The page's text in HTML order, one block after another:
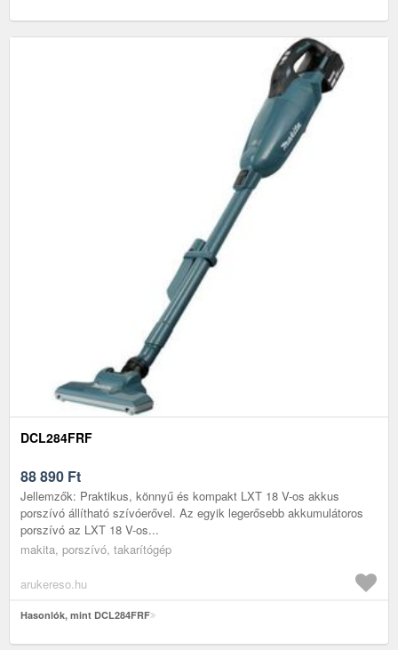
DCL284FRF
88 890 Ft
Jellemzők: Praktikus, könnyű és kompakt LXT 18 V-os akkus
porszívó állítható szívóerővel. Az egyik legerősebb akkumulátoros
porszívó az LXT 18 V-os...
makita, porszívó, takarítógép
arukereso.hu
Hasonlók, mint DCL284FRF